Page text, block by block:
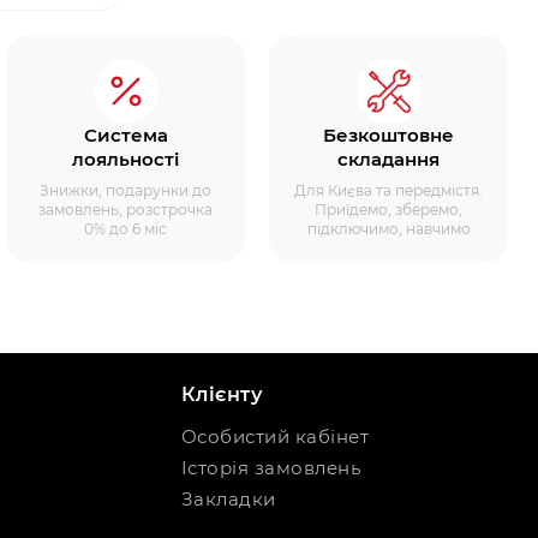
Система
лояльності
Знижки, подарунки до
замовлень, розстрочка
0% до 6 міс
Безкоштовне
складання
Для Києва та передмістя.
Приїдемо, зберемо,
підключимо, навчимо
Клієнту
Особистий кабінет
Історія замовлень
Закладки